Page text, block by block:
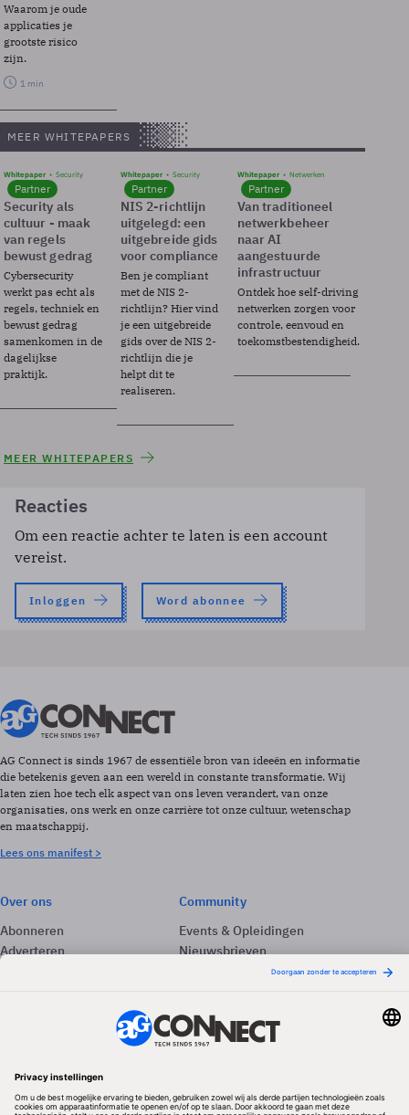
Waarom je oude
applicaties je
grootste risico
zijn.
1 min
MEER WHITEPAPERS
Whitepaper Security
Partner
Security als
cultuur - maak
van regels
bewust gedrag
Cybersecurity
werkt pas echt als
regels, techniek en
bewust gedrag
samenkomen in de
dagelijkse
praktijk.
Whitepaper Security
Partner
NIS 2-richtlijn
uitgelegd: een
uitgebreide gids
voor compliance
Ben je compliant
met de NIS 2-
richtlijn? Hier vind
je een uitgebreide
gids over de NIS 2-
richtlijn die je
helpt dit te
realiseren.
Whitepaper Netwerken
Partner
Van traditioneel
netwerkbeheer
naar AI
aangestuurde
infrastructuur
Ontdek hoe self-driving
netwerken zorgen voor
controle, eenvoud en
toekomstbestendigheid.
MEER WHITEPAPERS
Reacties
Om een reactie achter te laten is een account
vereist.
Inloggen Word abonnee
AG Connect is sinds 1967 de essentiële bron van ideeën en informatie
die betekenis geven aan een wereld in constante transformatie. Wij
laten zien hoe tech elk aspect van ons leven verandert, van onze
organisaties, ons werk en onze carrière tot onze cultuur, wetenschap
en maatschappij.
Lees ons manifest >
Over ons
Abonneren
Adverteren
Community
Events & Opleidingen
Nieuwsbrieven
Volg ons